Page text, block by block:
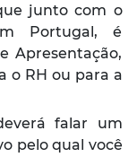
junto com o
Portugal, é
Apresentação,
o RH ou para a
falar um
pelo qual você